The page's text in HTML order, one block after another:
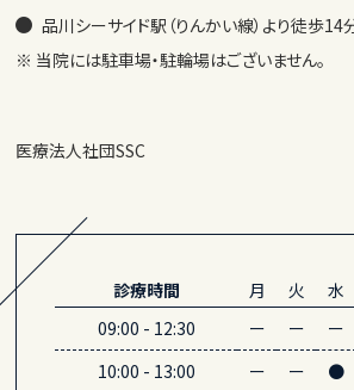
品川シーサイド駅（りんかい線）より徒歩14
※ 当院には駐車場・駐輪場はございません。
医療法人社団SSC
診療時間 月 火 水
09:00 - 12:30 ー ー ー
10:00 - 13:00 ー ー ●